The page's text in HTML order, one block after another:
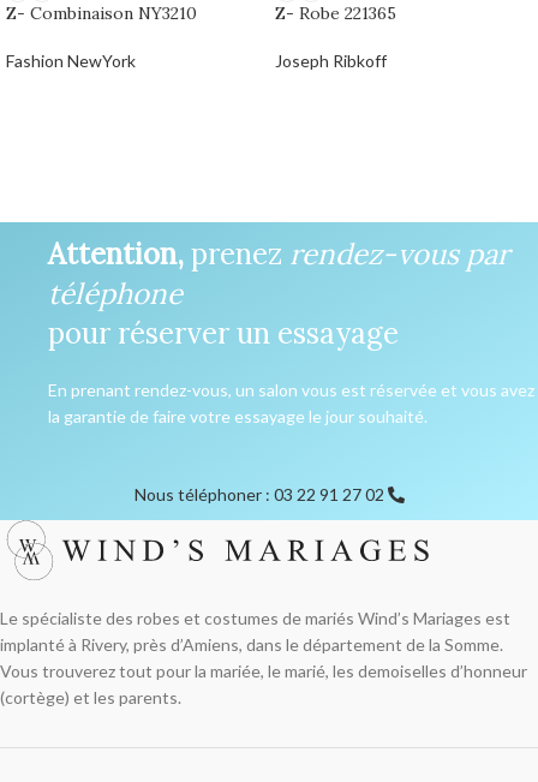
Z- Combinaison NY3210
Fashion NewYork
Z- Robe 221365
Joseph Ribkoff
Attention,prenez rendez-vous par
téléphone
pour réserver un essayage
En prenant rendez-vous, un salon vous est réservée et vous avez
la garantie de faire votre essayage le jour souhaité.
Nous téléphoner : 03 22 91 27 02
Le spécialiste des robes et costumes de mariés Wind’s Mariages est
implanté à Rivery, près d’Amiens, dans le département de la Somme.
Vous trouverez tout pour la mariée, le marié, les demoiselles d’honneur
(cortège) et les parents.